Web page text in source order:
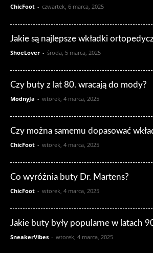
ChicFoot - czwartek, 6 marca, 2025
Jakie są najlepsze wkładki
ShoeLover - środa, 5 marca, 2025
Czy buty z lat 80. wracają do mody?
ModnyJa - wtorek, 4 marca, 2025
Czy można samemu dopasować
ChicFoot - wtorek, 4 marca, 2025
Co wyróżnia buty Dr. Martens?
ChicFoot - wtorek, 4 marca, 2025
Jakie buty były popularne w latach
SneakerVibes - wtorek, 4 marca, 2025